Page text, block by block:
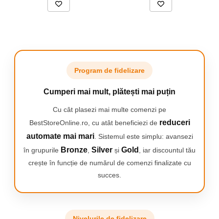
Roțile special gofrate vă vor ajuta să pregătiți
clătite perfect în formă și să împiedicați să se
preferate. Clătitele și clătitele tale vor fi întotdeauna perfect
uniforme. Acoperirea antiaderență înseamnă că puteți folosi
până la 80% mai puțină grăsime pentru coacere! Datorită acestui
Creați rețete noi sau gătiți ceea ce vă place mai mult.
Program de fidelizare
Cumperi mai mult, plătești mai puțin
Cu cât plasezi mai multe comenzi pe
BestStoreOnline.ro, cu atât beneficiezi de reduceri
automate mai mari. Sistemul este simplu: avansezi
în grupurile Bronze Silver și Gold
, iar discountul tău
crește în funcție de numărul de comenzi finalizate cu
succes.